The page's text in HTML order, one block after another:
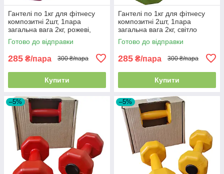
Гантелі по 1кг для фітнесу
композитні 2шт, 1пара
загальна вага 2кг, рожеві,
Україна
Готово до відправки
285 ₴/пара 300 ₴/пара
Купити
Гантелі по 1кг для фітнесу
композитні 2шт, 1пара
загальна вага 2кг, світло
зелені, Україна
Готово до відправки
285 ₴/пара 300 ₴/пара
Купити
–5% –5%